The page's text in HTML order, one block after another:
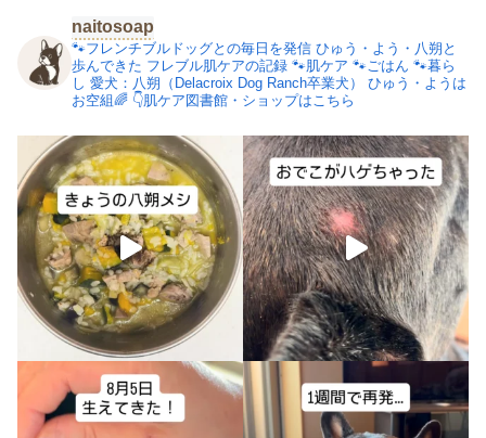
naitosoap
🐾フレンチブルドッグとの毎日を発信 ひゅう・よう・八朔と
歩んできた フレブル肌ケアの記録 🐾肌ケア 🐾ごはん 🐾暮ら
し 愛犬：八朔（Delacroix Dog Ranch卒業犬）
ひゅう・ようは
お空組🌈 👇肌ケア図書館・ショップはこちら